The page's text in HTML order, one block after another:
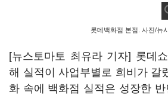
롯데백화점 본점. 사진/뉴
[뉴스토마토 최유라 기자] 롯데
해 실적이 사업부별로 희비가 갈
화 속에 백화점 실적은 성장한